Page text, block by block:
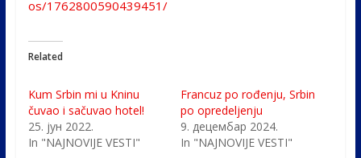
os/1762800590439451/
Related
Kum Srbin mi u Kninu
čuvao i sačuvao hotel!
25. јун 2022.
In "NAJNOVIJE VESTI"
Francuz po rođenju, Srbin
po opredeljenju
9. децембар 2024.
In "NAJNOVIJE VESTI"